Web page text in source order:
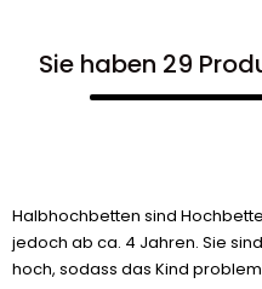
Sie haben 29
Halbhochbetten sind
jedoch ab ca. 4 Jahren. Sie
hoch, sodass das Kind